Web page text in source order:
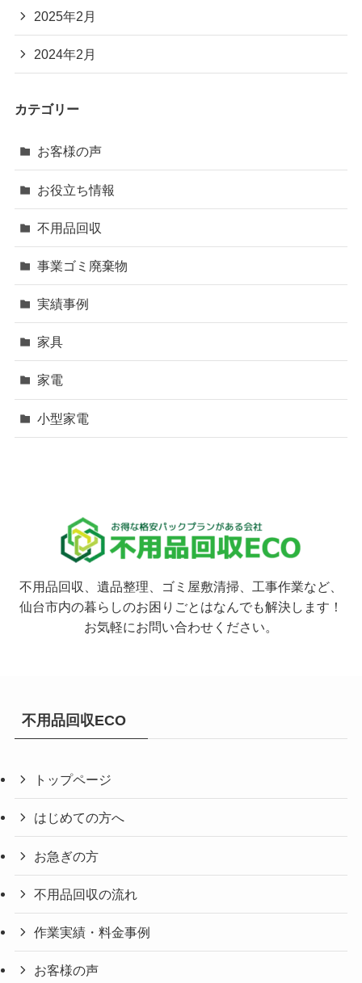
2025年2月
2024年2月
カテゴリー
お客様の声
お役立ち情報
不用品回収
事業ゴミ廃棄物
実績事例
家具
家電
小型家電
不用品回収、遺品整理、ゴミ屋敷清掃、工事作業など、
仙台市内の暮らしのお困りごとはなんでも解決します！
お気軽にお問い合わせください。
不用品回収ECO
トップページ
はじめての方へ
お急ぎの方
不用品回収の流れ
作業実績・料金事例
お客様の声